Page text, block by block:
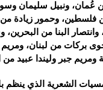
عُمان، ونبيل سليمان
فلسطين، وحمور زيادة
وانتصار البنا من
بركات من لبنان،
ومريم جبر وليندا عبيد من
الشعرية الذي ينظم